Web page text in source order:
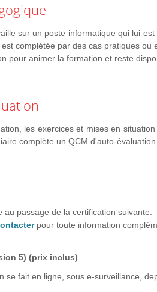
de services
ses entrées et livrables
permettent et soutiennent l’activité
clés : Design Thinking, Human-
permettent et soutiennent l’activité
sur un poste informatique qui lui
complétée par des cas pratiques
pour animer la formation et reste
les exercices et mises en
complète un QCM d'auto-évaluation.
passage de la certification suivante.
pour toute information
5) (prix inclus)
se fait en ligne, sous e-surveillance,